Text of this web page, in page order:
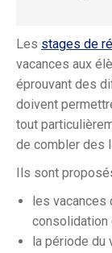
Les stages de
vacances aux
éprouvant des
doivent
tout
de combler des
Ils sont
les
consolidation
la période